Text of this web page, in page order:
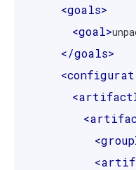
<goals>
<goal>
</goals>